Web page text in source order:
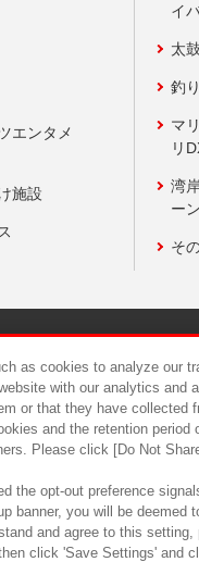
エンタメ
施設
イ
太
釣
マ
リ
湾
ー
そ
食品のご
as cookies to analyze our
with our analytics and
or that they have
and the retention
Please click [Do Not
the opt-out preference
banner, you will be
and agree to this
click 'Save Settings' and